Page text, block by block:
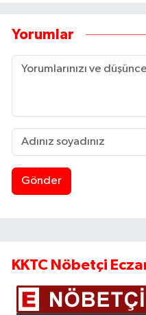
Yorumlar
Gönder
KKTC Nöbetçi